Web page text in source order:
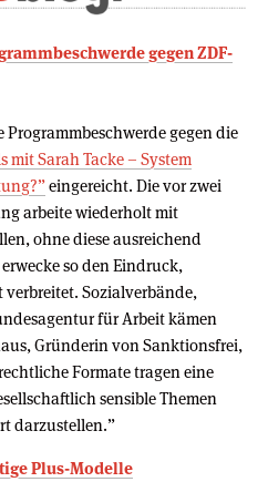
gegen ZDF-
Programmbeschwerde gegen die
mit Sarah Tacke – System
eingereicht. Die vor zwei
arbeite wiederholt mit
ohne diese ausreichend
so den Eindruck,
Sozialverbände,
für Arbeit kämen
Gründerin von Sanktionsfrei,
Formate tragen eine
sensible Themen
darzustellen.”
Plus-Modelle